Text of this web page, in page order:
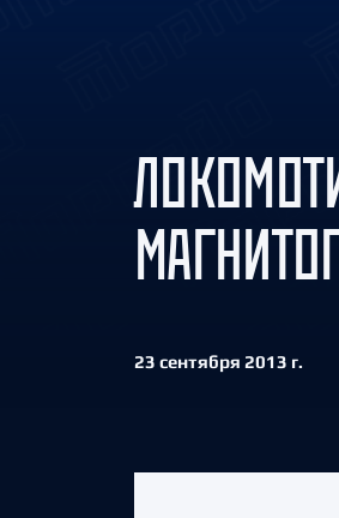
23 сентября 2013 г.